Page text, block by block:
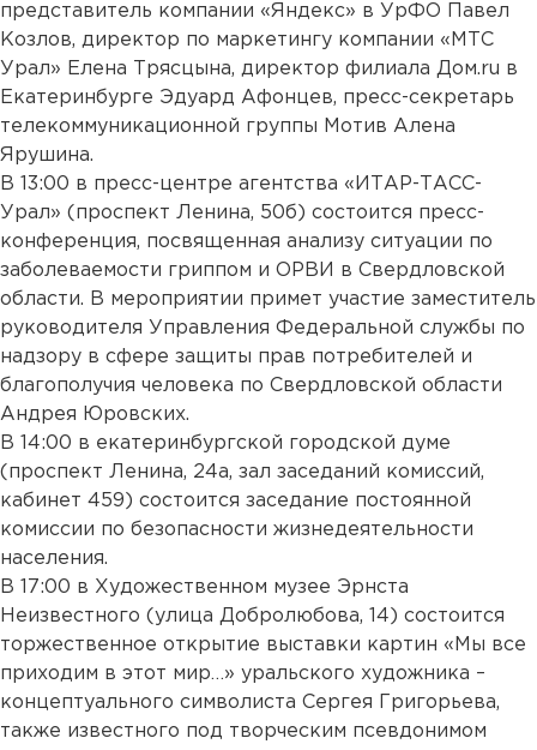
представитель компании «Яндекс» в УрФО Павел
Козлов, директор по маркетингу компании «МТС
Урал» Елена Трясцына, директор филиала Дом.ru в
Екатеринбурге Эдуард Афонцев, пресс-секретарь
телекоммуникационной группы Мотив Алена
Ярушина.
В 13:00 в пресс-центре агентства «ИТАР-ТАСС-
Урал» (проспект Ленина, 50б) состоится пресс-
конференция, посвященная анализу ситуации по
заболеваемости гриппом и ОРВИ в Свердловской
области. В мероприятии примет участие заместитель
руководителя Управления Федеральной службы по
надзору в сфере защиты прав потребителей и
благополучия человека по Свердловской области
Андрея Юровских.
В 14:00 в екатеринбургской городской думе
(проспект Ленина, 24а, зал заседаний комиссий,
кабинет 459) состоится заседание постоянной
комиссии по безопасности жизнедеятельности
населения.
В 17:00 в Художественном музее Эрнста
Неизвестного (улица Добролюбова, 14) состоится
торжественное открытие выставки картин «Мы все
приходим в этот мир…» уральского художника –
концептуального символиста Сергея Григорьева,
также известного под творческим псевдонимом